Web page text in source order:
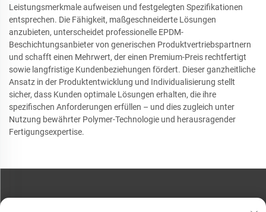
Leistungsmerkmale aufweisen und festgelegten Spezifikationen
entsprechen. Die Fähigkeit, maßgeschneiderte Lösungen
anzubieten, unterscheidet professionelle EPDM-
Beschichtungsanbieter von generischen Produktvertriebspartnern
und schafft einen Mehrwert, der einen Premium-Preis rechtfertigt
sowie langfristige Kundenbeziehungen fördert. Dieser ganzheitliche
Ansatz in der Produktentwicklung und Individualisierung stellt
sicher, dass Kunden optimale Lösungen erhalten, die ihre
spezifischen Anforderungen erfüllen – und dies zugleich unter
Nutzung bewährter Polymer-Technologie und herausragender
Fertigungsexpertise.